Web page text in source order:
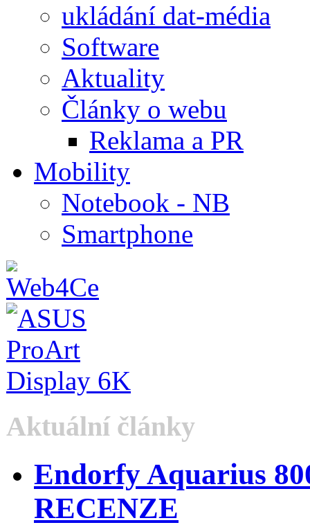
ukládání dat-média
Software
Aktuality
Články o webu
Reklama a PR
Mobility
Notebook - NB
Smartphone
Aktuální články
Endorfy Aquarius
RECENZE